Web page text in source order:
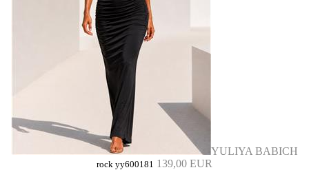
YULIYA BABICH
rock yy600181 139,00 EUR